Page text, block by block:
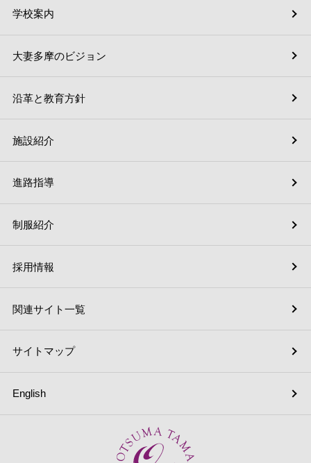
学校案内
施設紹介
採用情報
English
大妻多摩のビジョン
進路指導
関連サイト一覧
沿革と教育方針
制服紹介
サイトマップ